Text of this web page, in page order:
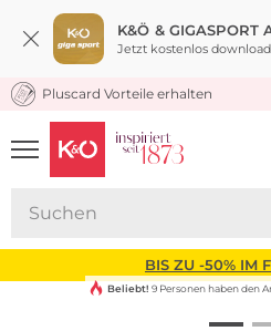
K&Ö & GIGASPORT
Jetzt kostenlos
KOSTENLOSER
Pluscard Vorteile erhalten
UNSERE APP
CLICK &
BIS ZU -50% IM
Beliebt! 9 Personen haben den